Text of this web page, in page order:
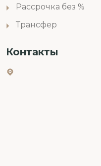
Рассрочка без %
Трансфер
Контакты